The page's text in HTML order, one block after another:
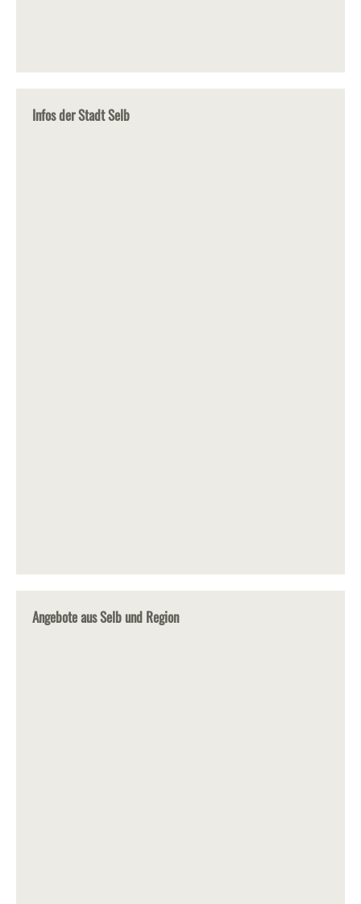
Infos der Stadt Selb
Angebote aus Selb und Region